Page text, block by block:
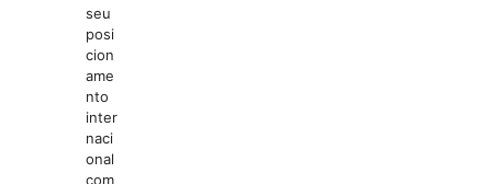
seu
posi
cion
ame
nto
inter
naci
onal
com